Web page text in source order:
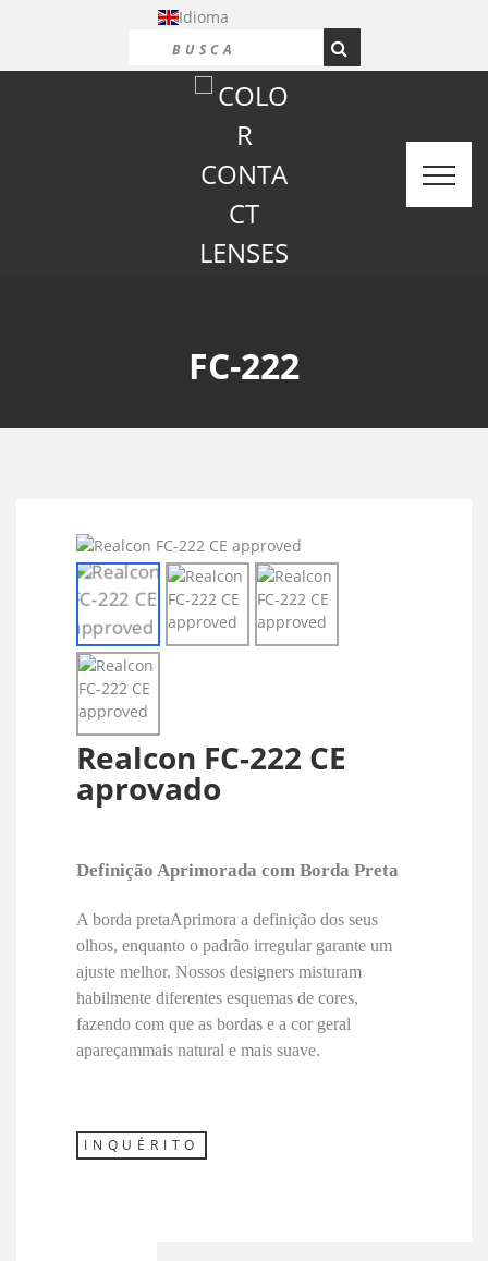
Idioma
FC-222
Realcon FC-222 CE
aprovado
Definição Aprimorada com Borda Preta
A borda pretaAprimora a definição dos seus
olhos, enquanto o padrão irregular garante um
ajuste melhor. Nossos designers misturam
habilmente diferentes esquemas de cores,
fazendo com que as bordas e a cor geral
apareçammais natural e mais suave.
INQUÉRITO